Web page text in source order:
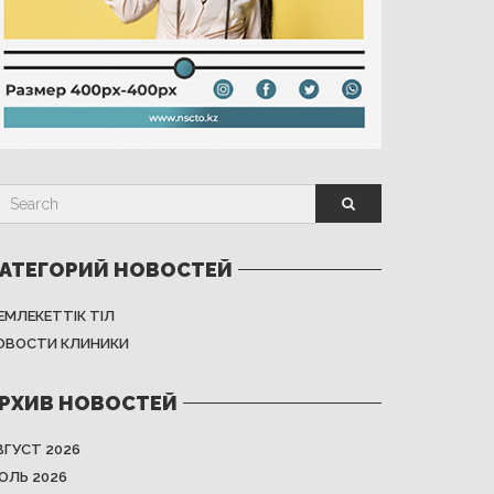
НОВОСТЕЙ
ТІЛ
КЛИНИКИ
НОВОСТЕЙ
2026
2026